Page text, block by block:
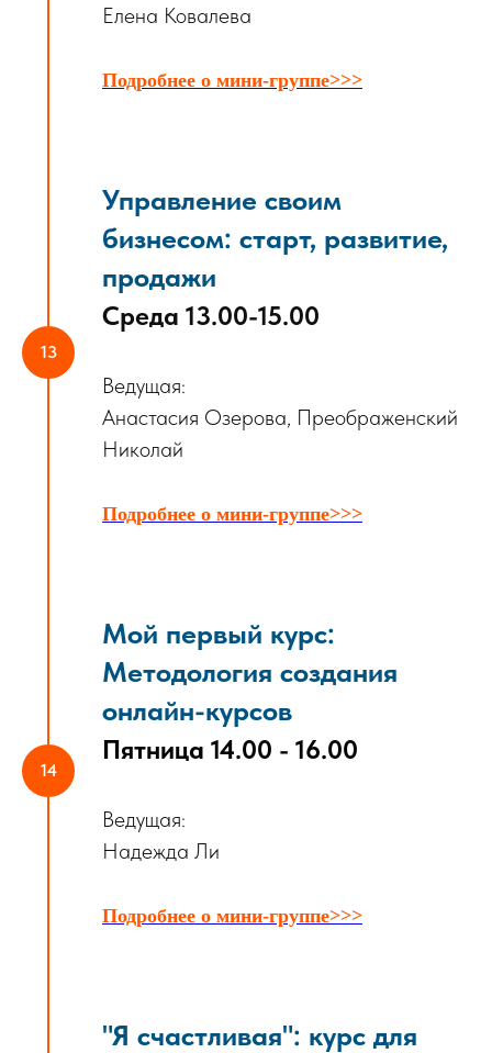
Елена Ковалева
Подробнее о мини-группе>>>
Управление своим
бизнесом: старт, развитие,
продажи
Среда 13.00-15.00
Ведущая:
Анастасия Озерова, Преображенский
Николай
Подробнее о мини-группе>>>
Мой первый курс:
Методология создания
онлайн-курсов
Пятница 14.00 - 16.00
Ведущая:
Надежда Ли
Подробнее о мини-группе>>>
"Я счастливая": курс для